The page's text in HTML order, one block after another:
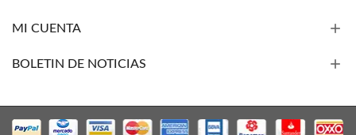
MI CUENTA
BOLETIN DE NOTICIAS